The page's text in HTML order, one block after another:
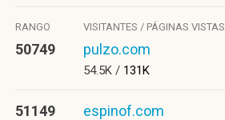
RANGO VISITANTES / PÁGINAS VISTAS
50749 pulzo.com
54.5K / 131K
51149 espinof.com